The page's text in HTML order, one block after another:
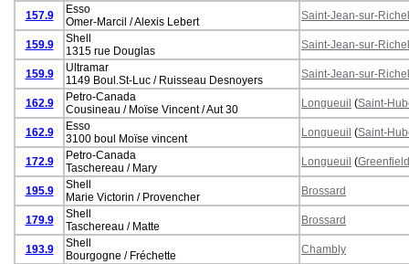
157.9
Esso
Omer-Marcil / Alexis Lebert
Saint-Jean-sur-
159.9
Shell
1315 rue Douglas
Saint-Jean-sur-
159.9
Ultramar
1149 Boul.St-Luc / Ruisseau Desnoyers
Saint-Jean-sur-
162.9
Petro-Canada
Cousineau / Moïse Vincent / Aut 30
Longueuil (Saint-
162.9
Esso
3100 boul Moïse vincent
Longueuil (Saint-
172.9
Petro-Canada
Taschereau / Mary
Longueuil (
195.9
Shell
Marie Victorin / Provencher
Brossard
179.9
Shell
Taschereau / Matte
Brossard
193.9
Shell
Bourgogne / Fréchette
Chambly